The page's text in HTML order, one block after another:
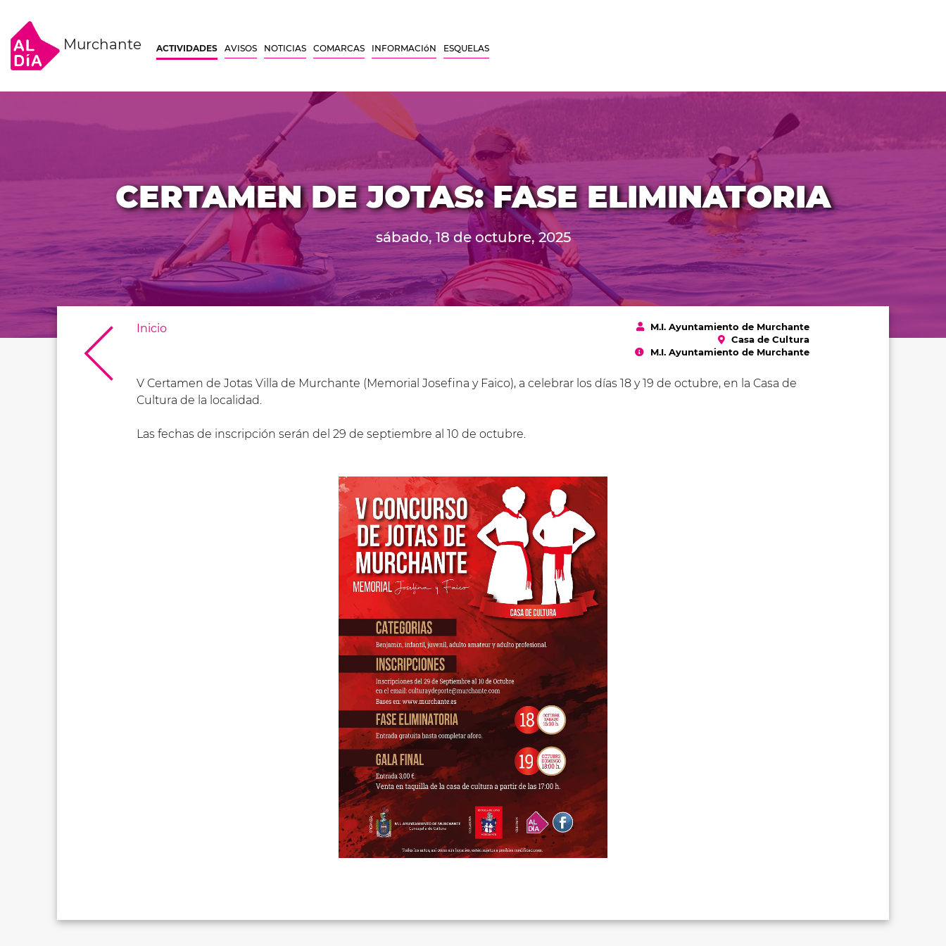
Murchante ACTIVIDADES AVISOS NOTICIAS COMARCAS INFORMACIóN ESQUELAS
CERTAMEN DE JOTAS: FASE ELIMINATORIA
sábado, 18 de octubre, 2025
Inicio
M.I. Ayuntamiento de Murchante
Casa de Cultura
M.I. Ayuntamiento de Murchante
V Certamen de Jotas Villa de Murchante (Memorial Josefina y Faico), a celebrar los días 18 y 19 de octubre, en la Casa de
Cultura de la localidad.
Las fechas de inscripción serán del 29 de septiembre al 10 de octubre.